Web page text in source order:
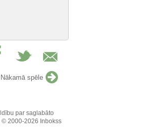
Nākamā spēle
par saglabāto
2000-2026 Inbokss